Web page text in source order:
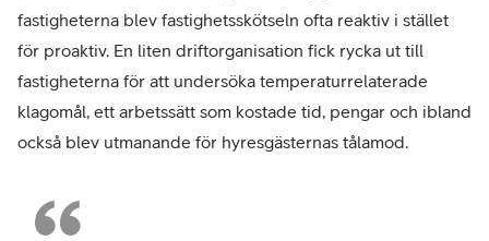
fastigheterna blev fastighetsskötseln ofta reaktiv i stället
för proaktiv. En liten driftorganisation fick rycka ut till
fastigheterna för att undersöka temperaturrelaterade
klagomål, ett arbetssätt som kostade tid, pengar och ibland
också blev utmanande för hyresgästernas tålamod.